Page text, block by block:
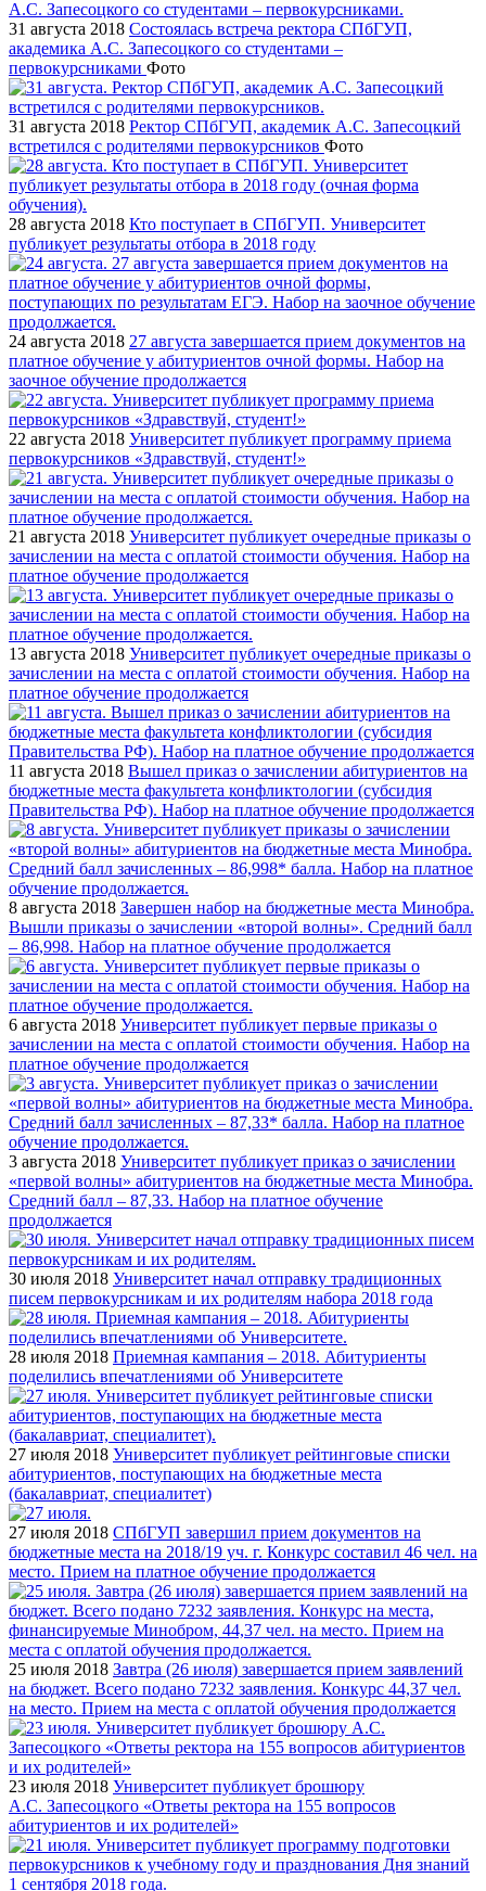
31 августа 2018 Состоялась встреча ректора СПбГУП,
академика А.С. Запесоцкого со студентами –
первокурсниками Фото
31 августа 2018 Ректор СПбГУП, академик А.С. Запесоцкий
встретился с родителями первокурсников Фото
28 августа 2018 Кто поступает в СПбГУП. Университет
публикует результаты отбора в 2018 году
24 августа 2018 27 августа завершается прием документов на
платное обучение у абитуриентов очной формы. Набор на
заочное обучение продолжается
22 августа 2018 Университет публикует программу приема
первокурсников «Здравствуй, студент!»
21 августа 2018 Университет публикует очередные приказы о
зачислении на места с оплатой стоимости обучения. Набор на
платное обучение продолжается
13 августа 2018 Университет публикует очередные приказы о
зачислении на места с оплатой стоимости обучения. Набор на
платное обучение продолжается
11 августа 2018 Вышел приказ о зачислении абитуриентов на
бюджетные места факультета конфликтологии (субсидия
Правительства РФ). Набор на платное обучение продолжается
8 августа 2018 Завершен набор на бюджетные места Минобра.
Вышли приказы о зачислении «второй волны». Средний балл
– 86,998. Набор на платное обучение продолжается
6 августа 2018 Университет публикует первые приказы о
зачислении на места с оплатой стоимости обучения. Набор на
платное обучение продолжается
3 августа 2018 Университет публикует приказ о зачислении
«первой волны» абитуриентов на бюджетные места Минобра.
Средний балл – 87,33. Набор на платное обучение
продолжается
30 июля 2018 Университет начал отправку традиционных
писем первокурсникам и их родителям набора 2018 года
28 июля 2018 Приемная кампания – 2018. Абитуриенты
поделились впечатлениями об Университете
27 июля 2018 Университет публикует рейтинговые списки
абитуриентов, поступающих на бюджетные места
(бакалавриат, специалитет)
27 июля 2018 СПбГУП завершил прием документов на
бюджетные места на 2018/19 уч. г. Конкурс составил 46 чел. на
место. Прием на платное обучение продолжается
25 июля 2018 Завтра (26 июля) завершается прием заявлений
на бюджет. Всего подано 7232 заявления. Конкурс 44,37 чел.
на место. Прием на места с оплатой обучения продолжается
23 июля 2018 Университет публикует брошюру
А.С. Запесоцкого «Ответы ректора на 155 вопросов
абитуриентов и их родителей»